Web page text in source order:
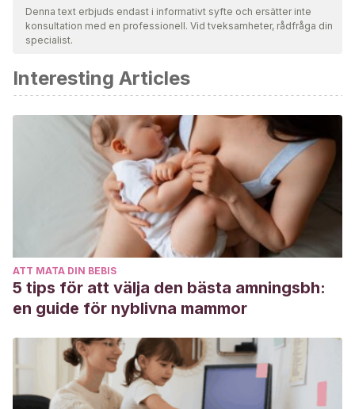
för att säkerställa deras kvalitet, tillförlitlighet, aktualitet och
giltighet. Bibliografin för denna artikel ansågs vara tillförlitlig
Bonnell, K., Little, K. (2019)Padres Separados: Cómo Criar a
Los Hijos En La Separación Y El Divorcio.Editorial: OCEANO
Denna text erbjuds endast i informativt syfte och ersätter inte
konsultation med en professionell. Vid tveksamheter, rådfråga din
specialist.
Interesting Articles
ATT MATA DIN BEBIS
5 tips för att välja den bästa amningsbh:
en guide för nyblivna mammor